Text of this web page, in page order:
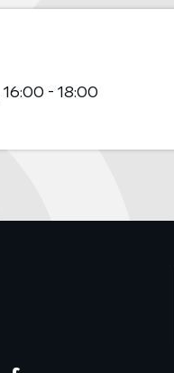
16:00 - 18:00